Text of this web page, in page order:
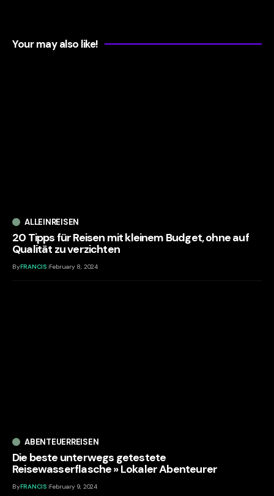
Your may also like!
ALLEINREISEN
20 Tipps für Reisen mit kleinem Budget, ohne auf
Qualität zu verzichten
ByFRANCIS February 8, 2024
ABENTEUERREISEN
Die beste unterwegs getestete
Reisewasserflasche » Lokaler Abenteurer
ByFRANCIS February 9, 2024